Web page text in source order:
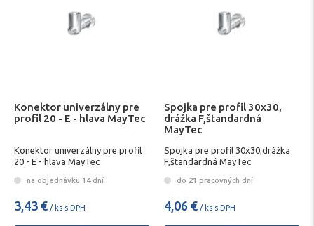
Konektor univerzálny pre
profil 20 - E - hlava MayTec
Konektor univerzálny pre profil
20 - E - hlava MayTec
na objednávku 14 dní
3,43 € / ks s DPH
Spojka pre profil 30x30,
drážka F,štandardná
MayTec
Spojka pre profil 30x30,drážka
F,štandardná MayTec
do 21 pracovných dní
4,06 € / ks s DPH